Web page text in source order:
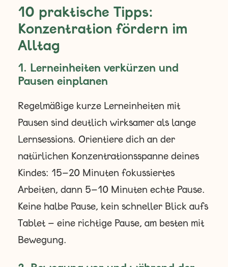
10 praktische Tipps:
Konzentration fördern im
Alltag
1. Lerneinheiten verkürzen und
Pausen einplanen
Regelmäßige kurze Lerneinheiten mit
Pausen sind deutlich wirksamer als lange
Lernsessions. Orientiere dich an der
natürlichen Konzentrationsspanne deines
Kindes: 15–20 Minuten fokussiertes
Arbeiten, dann 5–10 Minuten echte Pause.
Keine halbe Pause, kein schneller Blick aufs
Tablet – eine richtige Pause, am besten mit
Bewegung.